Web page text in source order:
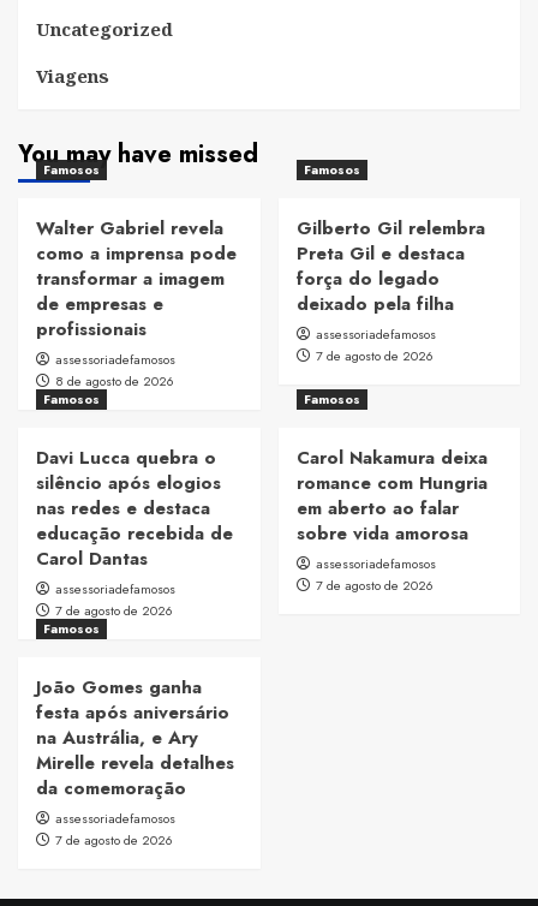
Uncategorized
Viagens
You may have missed
Famosos
Walter Gabriel revela
como a imprensa pode
transformar a imagem
de empresas e
profissionais
assessoriadefamosos
8 de agosto de 2026
Famosos
Gilberto Gil relembra
Preta Gil e destaca
força do legado
deixado pela filha
assessoriadefamosos
7 de agosto de 2026
Famosos
Davi Lucca quebra o
silêncio após elogios
nas redes e destaca
educação recebida de
Carol Dantas
assessoriadefamosos
7 de agosto de 2026
Famosos
Carol Nakamura deixa
romance com Hungria
em aberto ao falar
sobre vida amorosa
assessoriadefamosos
7 de agosto de 2026
Famosos
João Gomes ganha
festa após aniversário
na Austrália, e Ary
Mirelle revela detalhes
da comemoração
assessoriadefamosos
7 de agosto de 2026